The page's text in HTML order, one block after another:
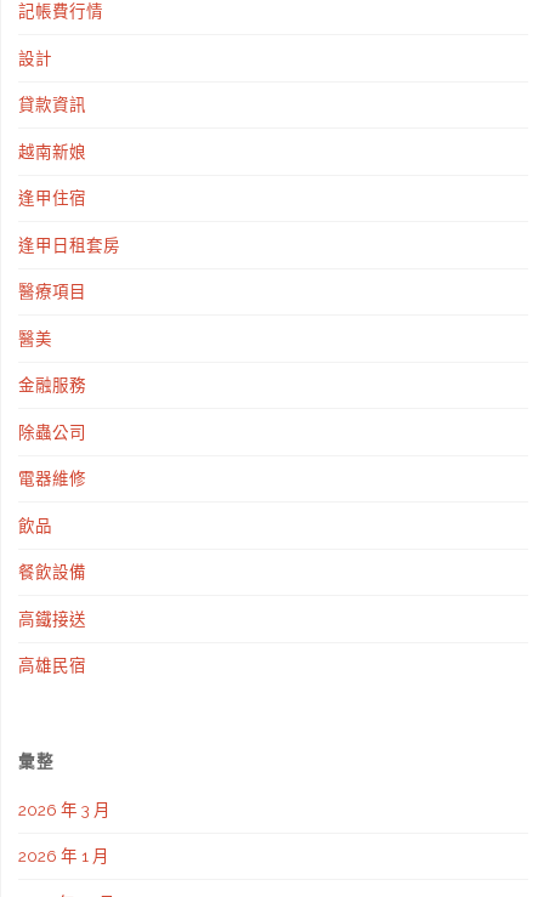
記帳費行情
設計
貸款資訊
越南新娘
逢甲住宿
逢甲日租套房
醫療項目
醫美
金融服務
除蟲公司
電器維修
飲品
餐飲設備
高鐵接送
高雄民宿
彙整
2026 年 3 月
2026 年 1 月